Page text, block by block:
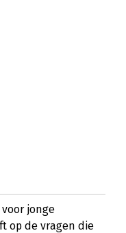
jonge
op de vragen die